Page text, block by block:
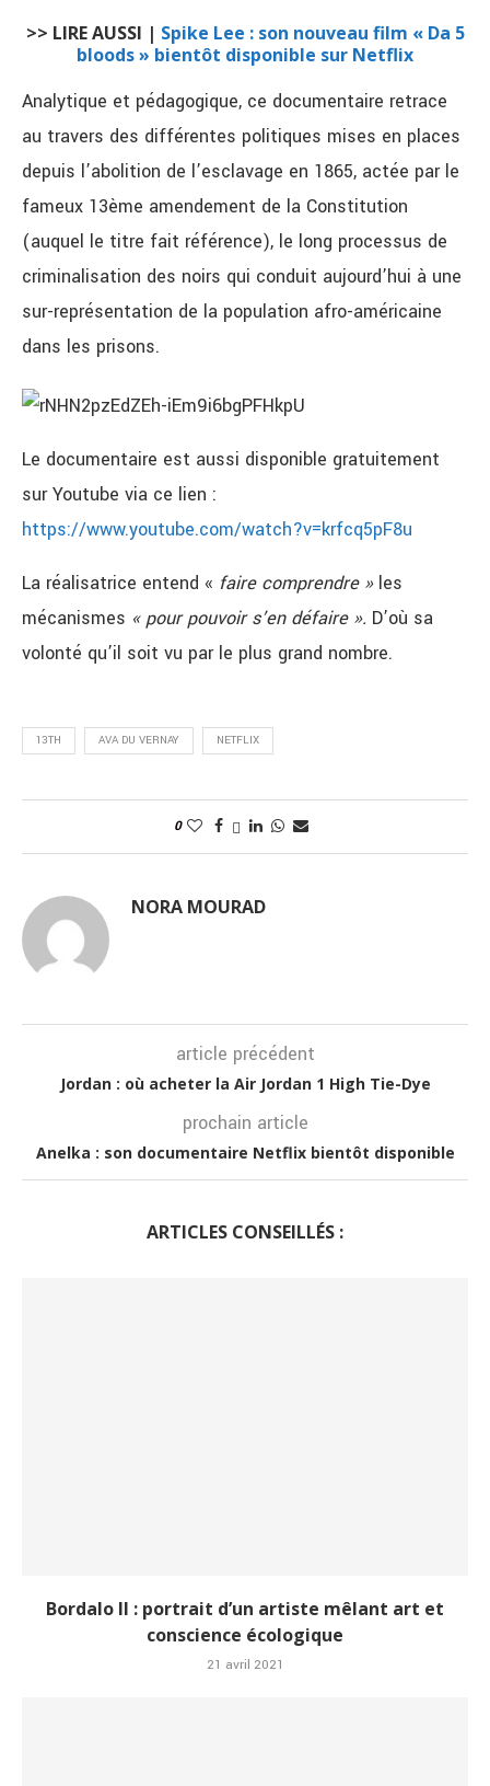
>> LIRE AUSSI | Spike Lee : son nouveau film « Da 5
bloods » bientôt disponible sur Netflix
Analytique et pédagogique, ce documentaire retrace
au travers des différentes politiques mises en places
depuis l’abolition de l’esclavage en 1865, actée par le
fameux 13ème amendement de la Constitution
(auquel le titre fait référence), le long processus de
criminalisation des noirs qui conduit aujourd’hui à une
sur-représentation de la population afro-américaine
dans les prisons.
Le documentaire est aussi disponible gratuitement
sur Youtube via ce lien :
https://www.youtube.com/watch?v=krfcq5pF8u
La réalisatrice entend « faire comprendre » les
mécanismes « pour pouvoir s’en défaire ». D’où sa
volonté qu’il soit vu par le plus grand nombre.
13TH AVA DU VERNAY NETFLIX
0
NORA MOURAD
article précédent
Jordan : où acheter la Air Jordan 1 High Tie-Dye
prochain article
Anelka : son documentaire Netflix bientôt disponible
ARTICLES CONSEILLÉS :
Bordalo II : portrait d’un artiste mêlant art et
conscience écologique
21 avril 2021